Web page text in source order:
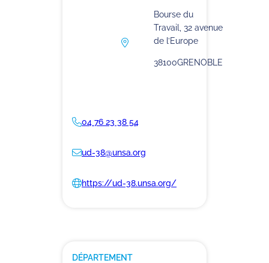
Bourse du
Travail, 32 avenue
de l’Europe
38100GRENOBLE
04 76 23 38 54
ud-38@unsa.org
https://ud-38.unsa.org/
DÉPARTEMENT